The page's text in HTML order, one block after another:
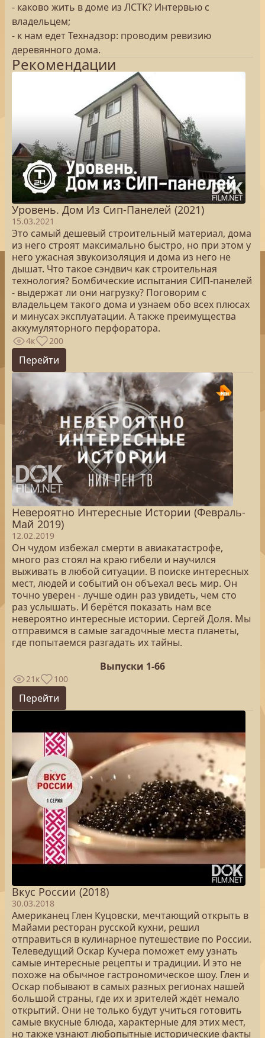
- каково жить в доме из ЛСТК? Интервью с
владельцем;
- к нам едет Технадзор: проводим ревизию
деревянного дома.
Рекомендации
Уровень. Дом Из Сип-Панелей (2021)
15.03.2021
Это самый дешевый строительный материал, дома
из него строят максимально быстро, но при этом у
него ужасная звукоизоляция и дома из него не
дышат. Что такое сэндвич как строительная
технология? Бомбические испытания СИП-панелей
- выдержат ли они нагрузку? Поговорим с
владельцем такого дома и узнаем обо всех плюсах
и минусах эксплуатации. А также преимущества
аккумуляторного перфоратора.
4к 200
Перейти
Невероятно Интересные Истории (Февраль-
Май 2019)
12.02.2019
Он чудом избежал смерти в авиакатастрофе,
много раз стоял на краю гибели и научился
выживать в любой ситуации. В поиске интересных
мест, людей и событий он объехал весь мир. Он
точно уверен - лучше один раз увидеть, чем сто
раз услышать. И берётся показать нам все
невероятно интересные истории. Сергей Доля. Мы
отправимся в самые загадочные места планеты,
где попытаемся разгадать их тайны.
Выпуски 1-66
21к 100
Перейти
Вкус России (2018)
30.03.2018
Американец Глен Куцовски, мечтающий открыть в
Майами ресторан русской кухни, решил
отправиться в кулинарное путешествие по России.
Телеведущий Оскар Кучера поможет ему узнать
самые интересные рецепты и традиции. И это не
похоже на обычное гастрономическое шоу. Глен и
Оскар побывают в самых разных регионах нашей
большой страны, где их и зрителей ждёт немало
открытий. Они не только будут учиться готовить
самые вкусные блюда, характерные для этих мест,
но также узнают любопытные исторические факты